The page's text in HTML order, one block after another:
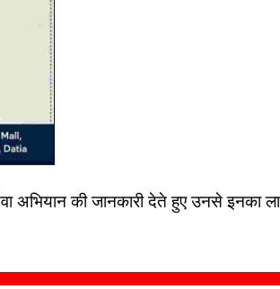
अभियान की जानकारी देते हुए उनसे इनका